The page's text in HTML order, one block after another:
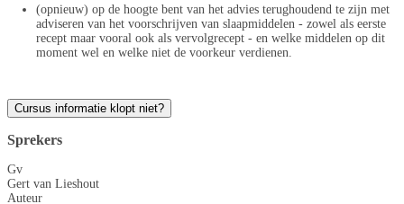
(opnieuw) op de hoogte bent van het advies terughoudend te zijn met
adviseren van het voorschrijven van slaapmiddelen - zowel als eerste
recept maar vooral ook als vervolgrecept - en welke middelen op dit
moment wel en welke niet de voorkeur verdienen.
Cursus informatie klopt niet?
Sprekers
Gv
Gert van Lieshout
Auteur